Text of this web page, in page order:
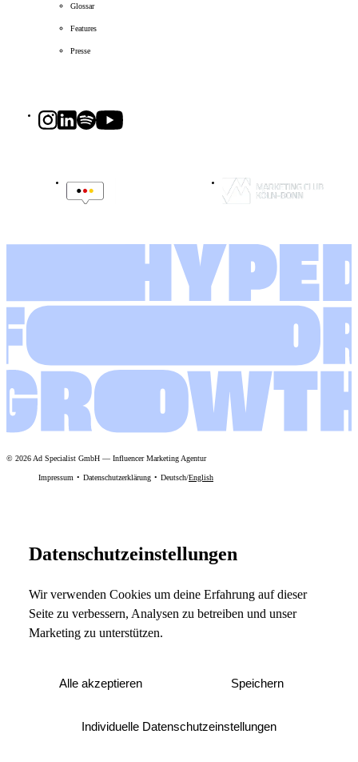
Glossar
Features
Presse
© 2026 Ad Specialist GmbH — Influencer Marketing Agentur
Impressum Datenschutzerklärung Deutsch/English
Datenschutzeinstellungen
Wir verwenden Cookies um deine Erfahrung auf dieser
Seite zu verbessern, Analysen zu betreiben und unser
Marketing zu unterstützen.
Alle akzeptieren Speichern
Individuelle Datenschutzeinstellungen